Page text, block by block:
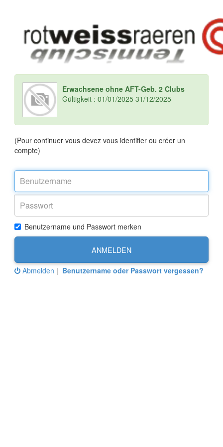
Erwachsene ohne AFT-Geb. 2 Clubs
Gültigkeit : 01/01/2025 31/12/2025
(Pour continuer vous devez vous identifier ou créer un
compte)
Benutzername und Passwort merken
ANMELDEN
Abmelden | Benutzername oder Passwort vergessen?